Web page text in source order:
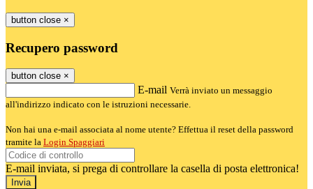
button close ×
Recupero password
button close ×
E-mail Verrà inviato un messaggio
all'indirizzo indicato con le istruzioni necessarie.
Non hai una e-mail associata al nome utente? Effettua il reset della password
tramite la Login Spaggiari
E-mail inviata, si prega di controllare la casella di posta elettronica!